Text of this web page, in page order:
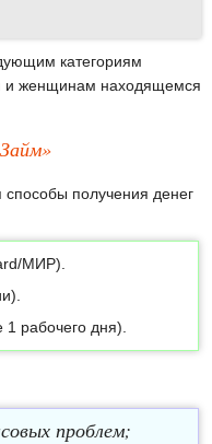
категориям
и женщинам находящемся
способы получения денег
МИР).
1 рабочего дня).
проблем;